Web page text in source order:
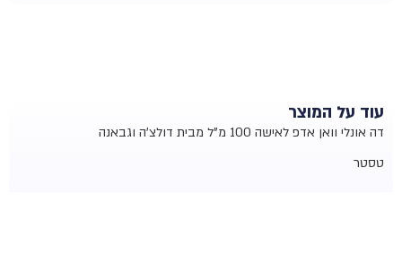
עוד על המוצר
דה אונלי וואן אדפ לאישה 100 מ"ל מבית דולצ'ה וגבאנה
טסטר